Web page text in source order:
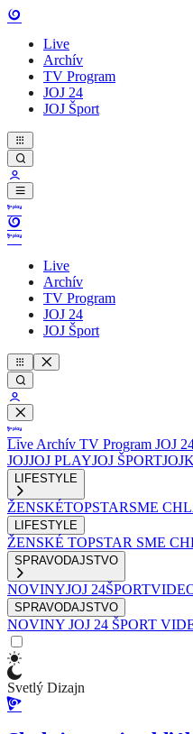
Live
Archív
TV Program
JOJ 24
JOJ Šport
Live
Archív
TV Program
JOJ 24
JOJ Šport
Live Archív TV Program JOJ
JOJJOJ PLAYJOJ ŠPORT
LIFESTYLE
ŽENSKÉTOPSTARSME
LIFESTYLE
ŽENSKÉ TOPSTAR SME
SPRAVODAJSTVO
NOVINYJOJ 24ŠPORT
SPRAVODAJSTVO
NOVINY JOJ 24 ŠPORT
Svetlý Dizajn